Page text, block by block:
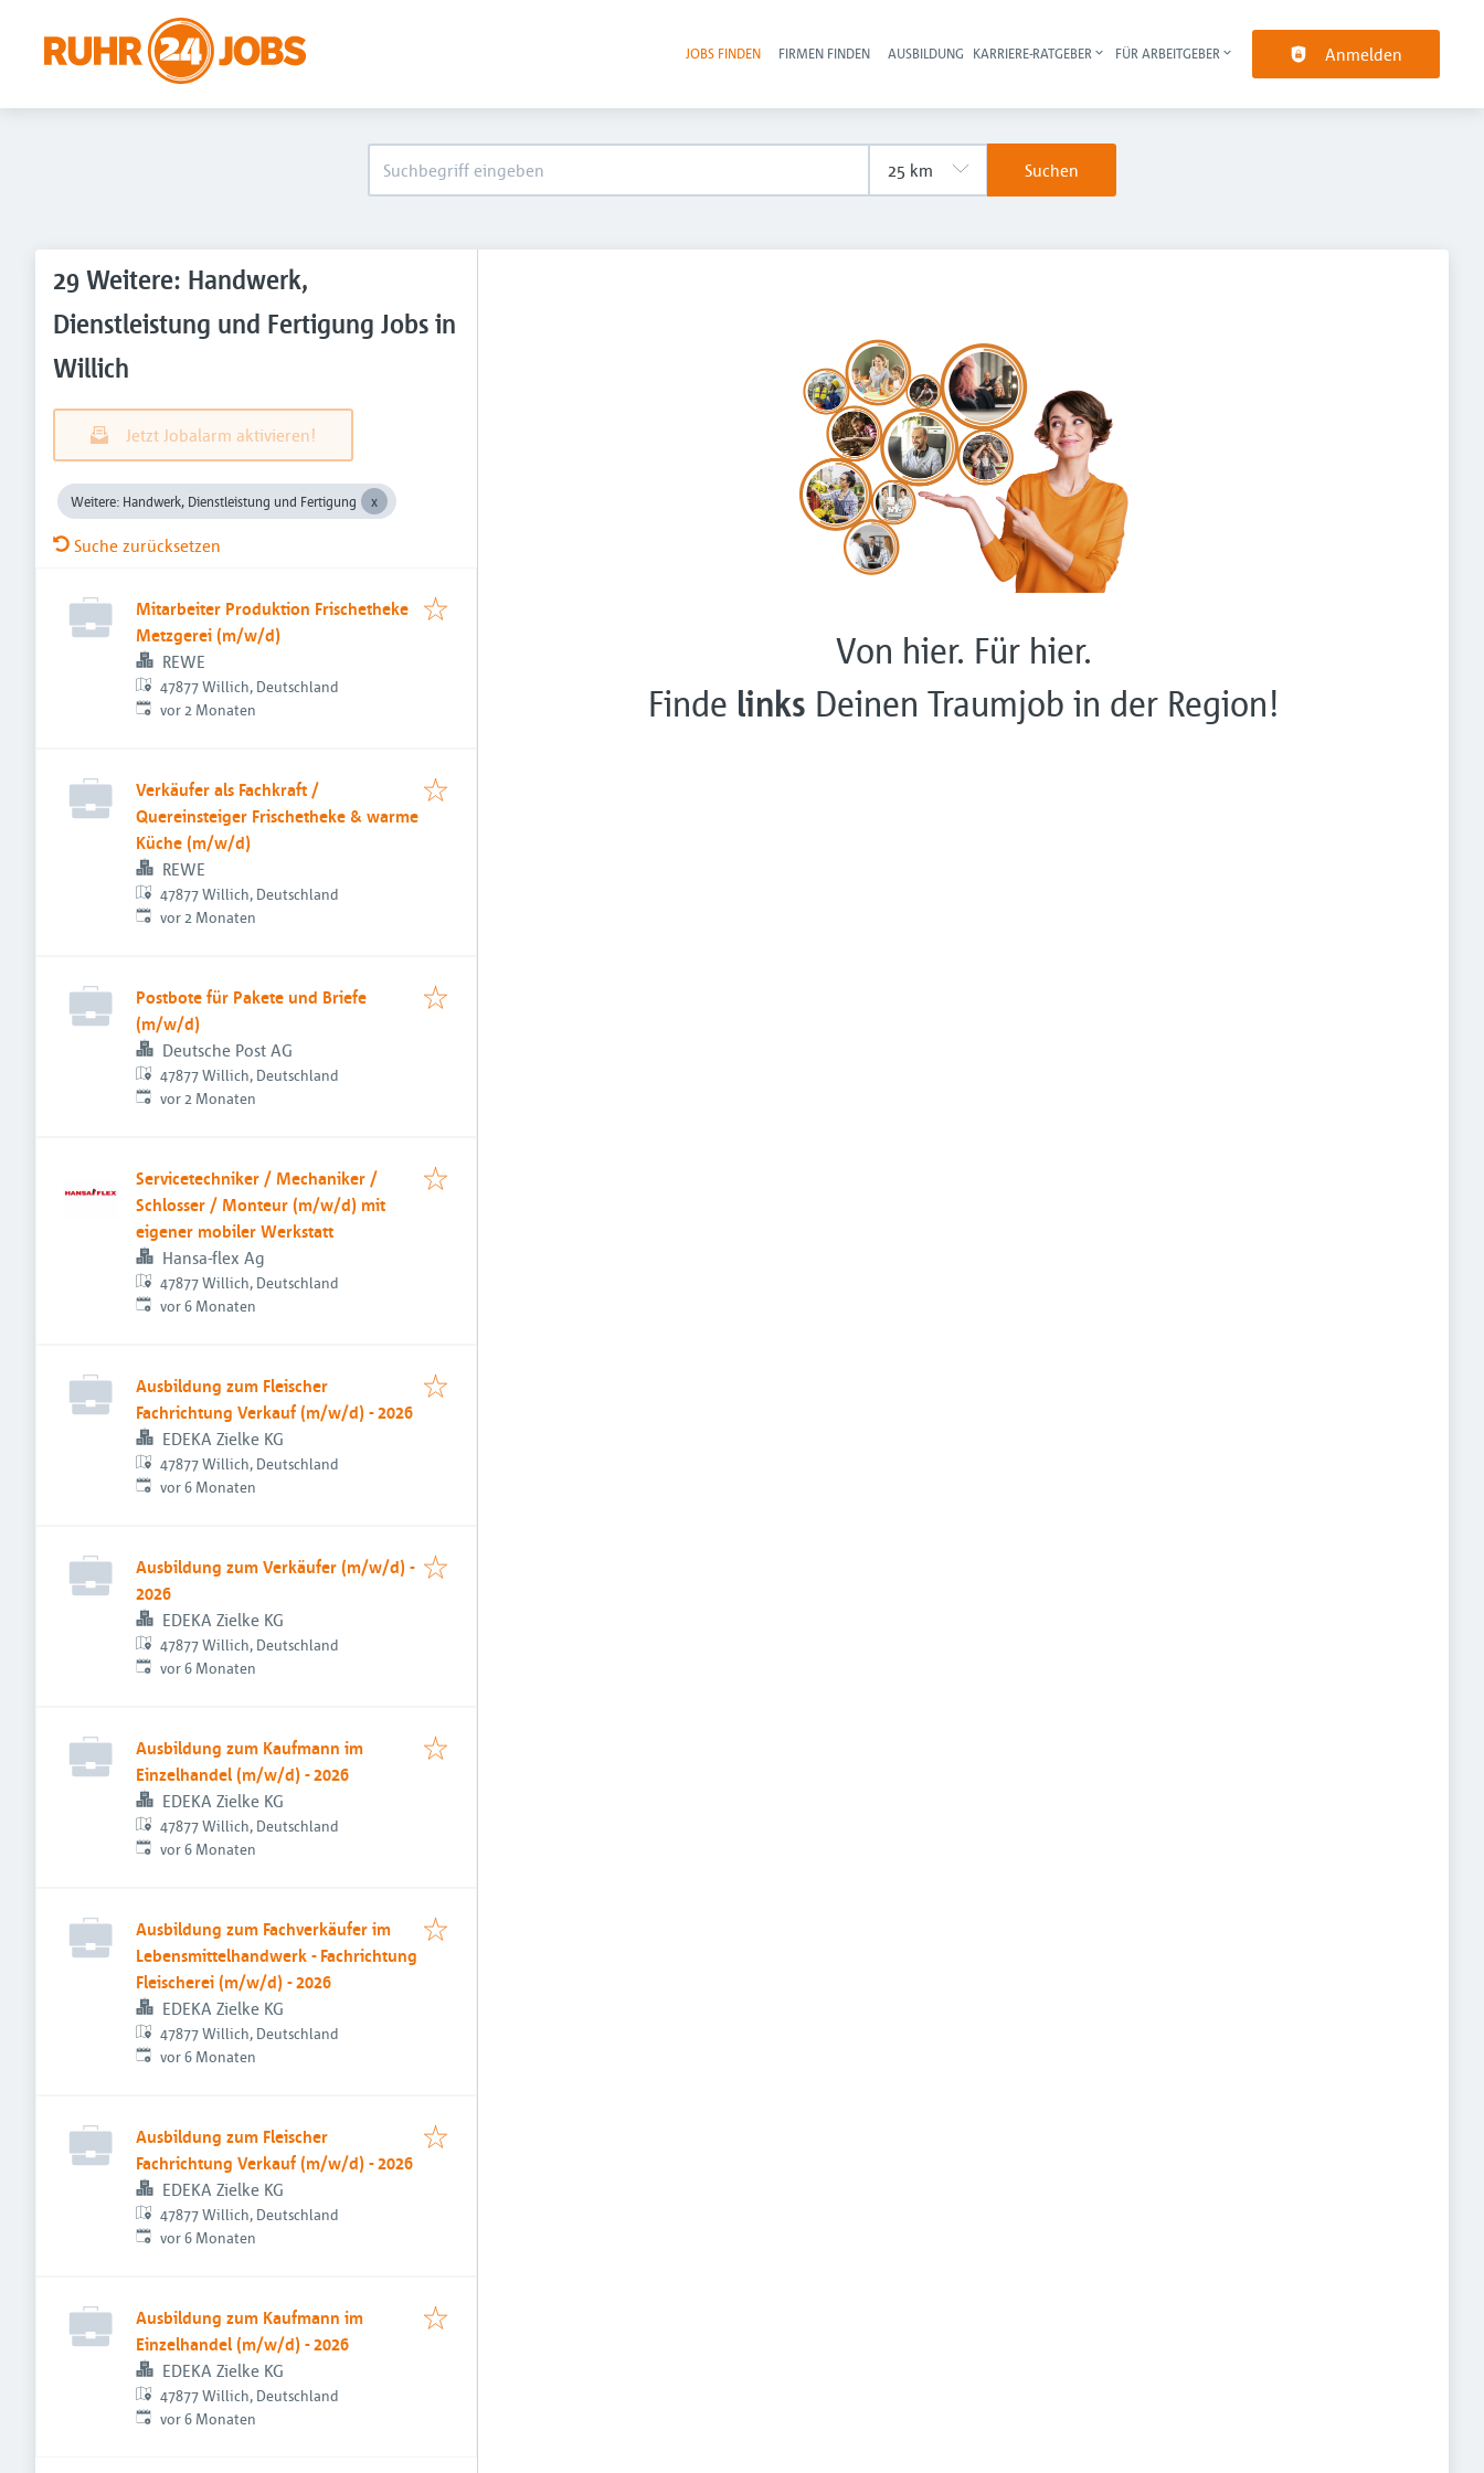
Haupt-Navigation
JOBS FINDEN FIRMEN FINDEN AUSBILDUNG KARRIERE-RATGEBER FÜR ARBEITGEBER Anmelden
Suchen
29 Weitere: Handwerk,
Dienstleistung und Fertigung Jobs in
Willich
Jetzt Jobalarm aktivieren!
Weitere: Handwerk, Dienstleistung und Fertigung
Suche zurücksetzen
Mitarbeiter Produktion Frischetheke
Metzgerei (m/w/d)
REWE
47877 Willich, Deutschland
Veröffentlicht:
vor 2 Monaten
Verkäufer als Fachkraft /
Quereinsteiger Frischetheke & warme
Küche (m/w/d)
REWE
47877 Willich, Deutschland
Veröffentlicht:
vor 2 Monaten
Postbote für Pakete und Briefe
(m/w/d)
Deutsche Post AG
47877 Willich, Deutschland
Veröffentlicht:
vor 2 Monaten
Servicetechniker / Mechaniker /
Schlosser / Monteur (m/w/d) mit
eigener mobiler Werkstatt
Hansa-flex Ag
47877 Willich, Deutschland
Veröffentlicht:
vor 6 Monaten
Ausbildung zum Fleischer
Fachrichtung Verkauf (m/w/d) - 2026
EDEKA Zielke KG
47877 Willich, Deutschland
Veröffentlicht:
vor 6 Monaten
Ausbildung zum Verkäufer (m/w/d) -
2026
EDEKA Zielke KG
47877 Willich, Deutschland
Veröffentlicht:
vor 6 Monaten
Ausbildung zum Kaufmann im
Einzelhandel (m/w/d) - 2026
EDEKA Zielke KG
47877 Willich, Deutschland
Veröffentlicht:
vor 6 Monaten
Ausbildung zum Fachverkäufer im
Lebensmittelhandwerk - Fachrichtung
Fleischerei (m/w/d) - 2026
EDEKA Zielke KG
47877 Willich, Deutschland
Veröffentlicht:
vor 6 Monaten
Ausbildung zum Fleischer
Fachrichtung Verkauf (m/w/d) - 2026
EDEKA Zielke KG
47877 Willich, Deutschland
Veröffentlicht:
vor 6 Monaten
Ausbildung zum Kaufmann im
Einzelhandel (m/w/d) - 2026
EDEKA Zielke KG
47877 Willich, Deutschland
Veröffentlicht:
vor 6 Monaten
Von hier. Für hier.
Finde links Deinen Traumjob in der Region!